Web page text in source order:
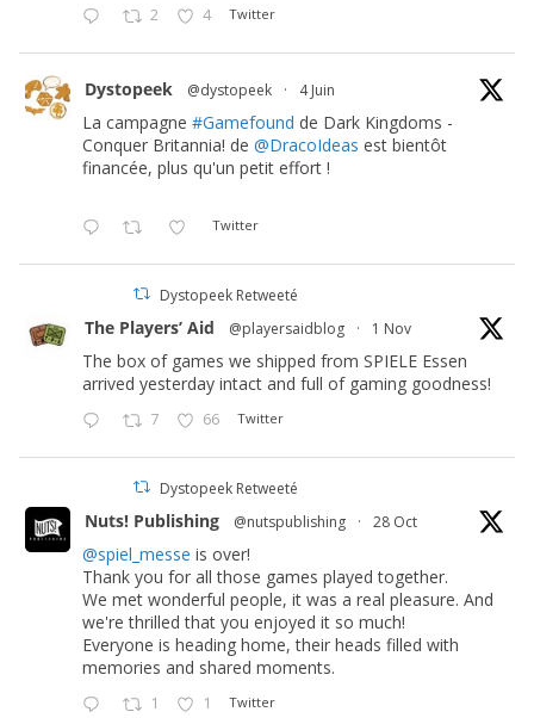
2 4 Twitter
Dystopeek @dystopeek · 4 Juin
La campagne #Gamefound de Dark Kingdoms -
Conquer Britannia! de @DracoIdeas est bientôt
financée, plus qu'un petit effort !
Twitter
Dystopeek Retweeté
The Players’ Aid @playersaidblog · 1 Nov
The box of games we shipped from SPIELE Essen
arrived yesterday intact and full of gaming goodness!
7 66 Twitter
Dystopeek Retweeté
Nuts! Publishing @nutspublishing · 28 Oct
@spiel_messe is over!
Thank you for all those games played together.
We met wonderful people, it was a real pleasure. And
we're thrilled that you enjoyed it so much!
Everyone is heading home, their heads filled with
memories and shared moments.
1 1 Twitter